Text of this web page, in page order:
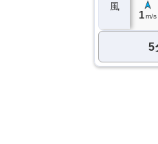
風
1 m/s
5